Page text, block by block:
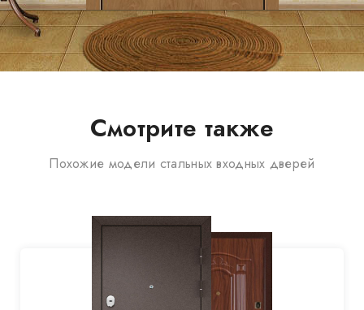
Смотрите также
Похожие модели стальных входных дверей